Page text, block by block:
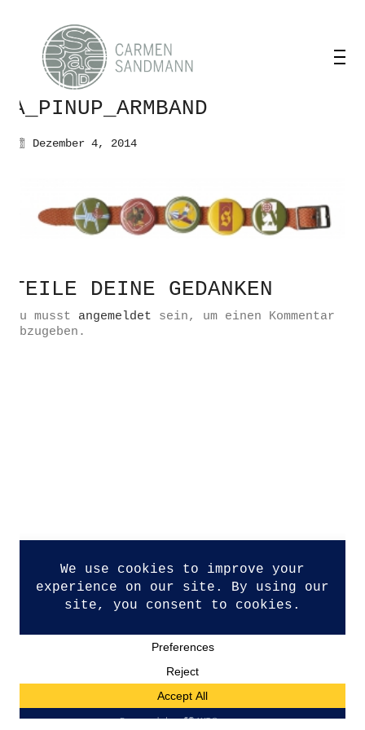
A_PINUP_ARMBAND
Dezember 4, 2014
TEILE DEINE GEDANKEN
Du musst angemeldet sein, um einen Kommentar
abzugeben.
© Copyright 2026. All Rights Reserved.